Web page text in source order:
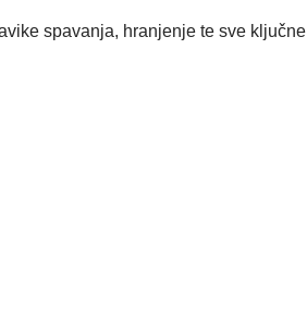
spavanja, hranjenje te sve ključne